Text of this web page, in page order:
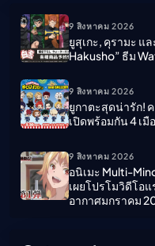
9 สิงหาคม 2026
ยูสุเกะ, คุรามะ แ
Hakusho” ธีม
9 สิงหาคม 2026
ยูกาตะสุดน่ารัก!
เปิดพร้อมกัน 4 เ
9 สิงหาคม 2026
อนิเมะ Multi-
เผยโปรโมวิดีโอ
อากาศมกราคม